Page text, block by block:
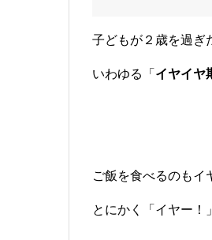
子どもが２歳を過ぎ
いわゆる「 イヤイヤ
ご飯を食べるのもイ
とにかく「イヤー！